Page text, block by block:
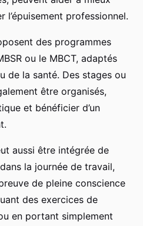
l’épuisement professionnel.
des programmes
ou le MBCT, adaptés
de la santé. Des stages ou
être organisés,
et bénéficier d’un
aussi être intégrée de
la journée de travail,
de pleine conscience
des exercices de
en portant simplement